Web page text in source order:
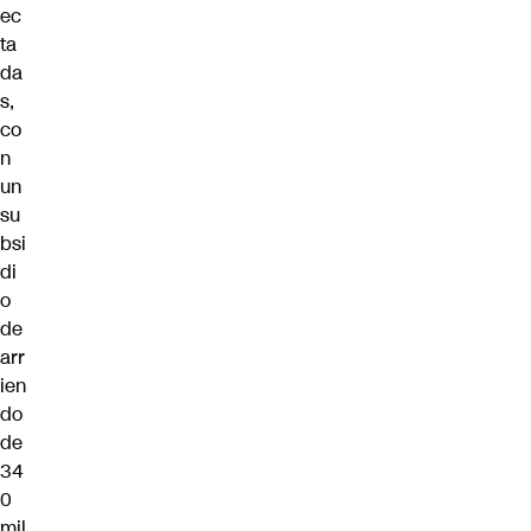
ec
ta
da
s,
co
n
un
su
bsi
di
o
de
arr
ien
do
de
34
0